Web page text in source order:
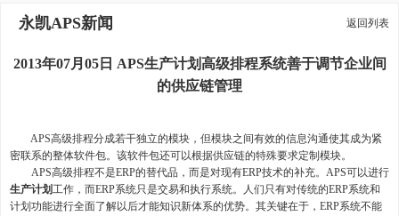
永凯APS新闻 返回列表
2013年07月05日 APS生产计划高级排程系统善于调节企业间
的供应链管理
APS高级排程分成若干独立的模块，但模块之间有效的信息沟通使其成为紧
密联系的整体软件包。该软件包还可以根据供应链的特殊要求定制模块。
APS高级排程不是ERP的替代品，而是对现有ERP技术的补充。APS可以进行
生产计划工作，而ERP系统只是交易和执行系统。人们只有对传统的ERP系统和
计划功能进行全面了解以后才能知识新体系的优势。其关键在于，ERP系统不能